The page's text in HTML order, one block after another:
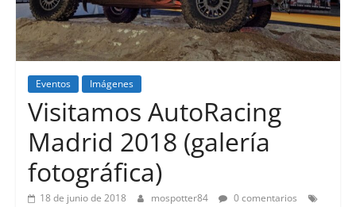
Eventos Imágenes
Visitamos AutoRacing
Madrid 2018 (galería
fotográfica)
18 de junio de 2018 mospotter84
0 comentarios